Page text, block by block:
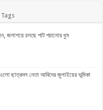
Tags
জলাশয়ে চলছে পাট পচানোর ধুম
এলো ছাত্রদল নেতা আবিদের জুলাইয়ের ভূমিকা